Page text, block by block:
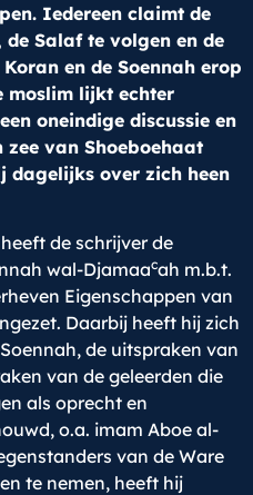
Iedereen claimt de
Salaf te volgen en de
en de Soennah erop
moslim lijkt echter
oneindige discussie en
van Shoeboehaat
dagelijks over zich heen
de schrijver de
wal-Djamaacah m.b.t.
Eigenschappen van
Daarbij heeft hij zich
de uitspraken van
van de geleerden die
als oprecht en
o.a. imam Aboe al-
van de Ware
te nemen, heeft hij